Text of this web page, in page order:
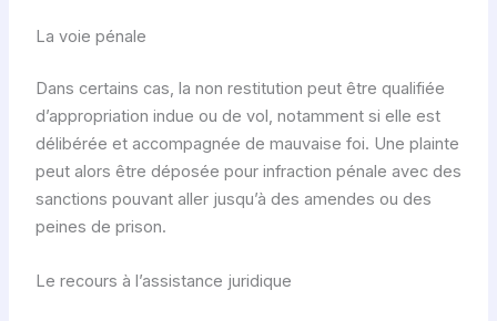
La voie pénale
Dans certains cas, la non restitution peut être qualifiée
d’appropriation indue ou de vol, notamment si elle est
délibérée et accompagnée de mauvaise foi. Une plainte
peut alors être déposée pour infraction pénale avec des
sanctions pouvant aller jusqu’à des amendes ou des
peines de prison.
Le recours à l’assistance juridique